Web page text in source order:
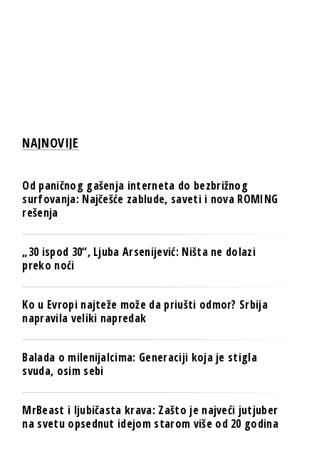
NAJNOVIJE
Od paničnog gašenja interneta do bezbrižnog
surfovanja: Najčešće zablude, saveti i nova ROMING
rešenja
„30 ispod 30“, Ljuba Arsenijević: Ništa ne dolazi
preko noći
Ko u Evropi najteže može da priušti odmor? Srbija
napravila veliki napredak
Balada o milenijalcima: Generaciji koja je stigla
svuda, osim sebi
MrBeast i ljubičasta krava: Zašto je najveći jutjuber
na svetu opsednut idejom starom više od 20 godina